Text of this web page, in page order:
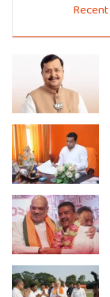
Recent